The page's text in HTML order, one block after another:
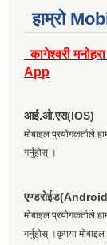
हाम्रो
कागेश्वरी
App
आई.ओ.एस(IOS)
मोबाइल प्रयोगकर्ताले
गर्नुहोस् ।
मोबाइल प्रयोगकर्ताले
गर्नुहोस् ।कृपया